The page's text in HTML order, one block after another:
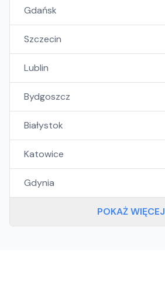
Gdańsk
Szczecin
Lublin
Bydgoszcz
Białystok
Katowice
Gdynia
POKAŻ WIĘCEJ